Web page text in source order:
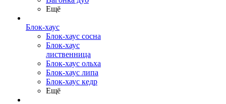
Ещё
Блок-хаус
Блок-хаус сосна
Блок-хаус
лиственница
Блок-хаус ольха
Блок-хаус липа
Блок-хаус кедр
Ещё